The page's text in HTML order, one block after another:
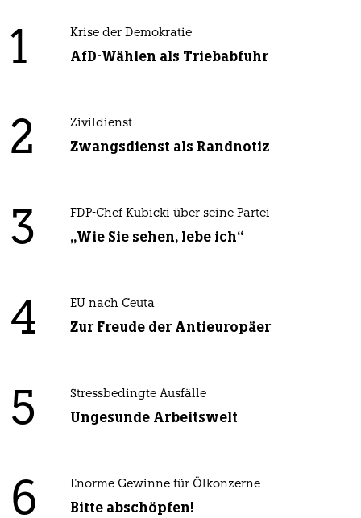
1 Krise der Demokratie
AfD-Wählen als Triebabfuhr
2 Zivildienst
Zwangsdienst als Randnotiz
3 FDP-Chef Kubicki über seine Partei
„Wie Sie sehen, lebe ich“
4 EU nach Ceuta
Zur Freude der Antieuropäer
5 Stressbedingte Ausfälle
Ungesunde Arbeitswelt
6 Enorme Gewinne für Ölkonzerne
Bitte abschöpfen!